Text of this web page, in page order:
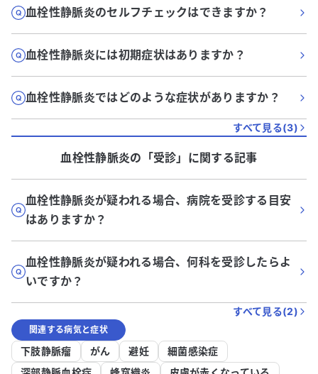
血栓性静脈炎のセルフチェックはできますか？
血栓性静脈炎には初期症状はありますか？
血栓性静脈炎ではどのような症状がありますか？
すべて見る(3)
血栓性静脈炎の「受診」に関する記事
血栓性静脈炎が疑われる場合、病院を受診する目安
はありますか？
血栓性静脈炎が疑われる場合、何科を受診したらよ
いですか？
すべて見る(2)
関連する病気と症状
下肢静脈瘤 がん 避妊
細菌感染症